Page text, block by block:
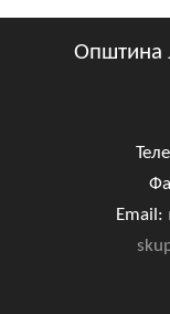
Општина
Email: